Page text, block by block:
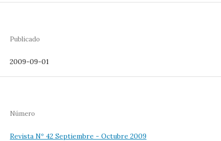
Publicado
2009-09-01
Número
Revista Nº 42 Septiembre - Octubre 2009